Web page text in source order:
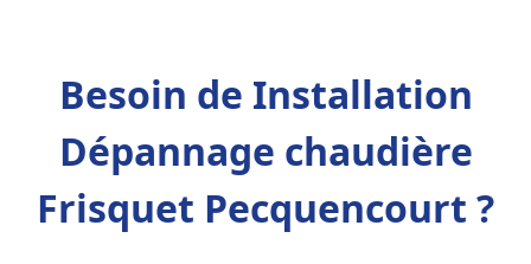
Besoin de Installation
Dépannage chaudière
Frisquet Pecquencourt ?